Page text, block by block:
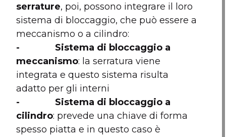
serrature, poi, possono integrare il loro
sistema di bloccaggio, che può essere a
meccanismo o a cilindro:
- Sistema di bloccaggio a
meccanismo: la serratura viene
integrata e questo sistema risulta
adatto per gli interni
- Sistema di bloccaggio a
cilindro: prevede una chiave di forma
spesso piatta e in questo caso è